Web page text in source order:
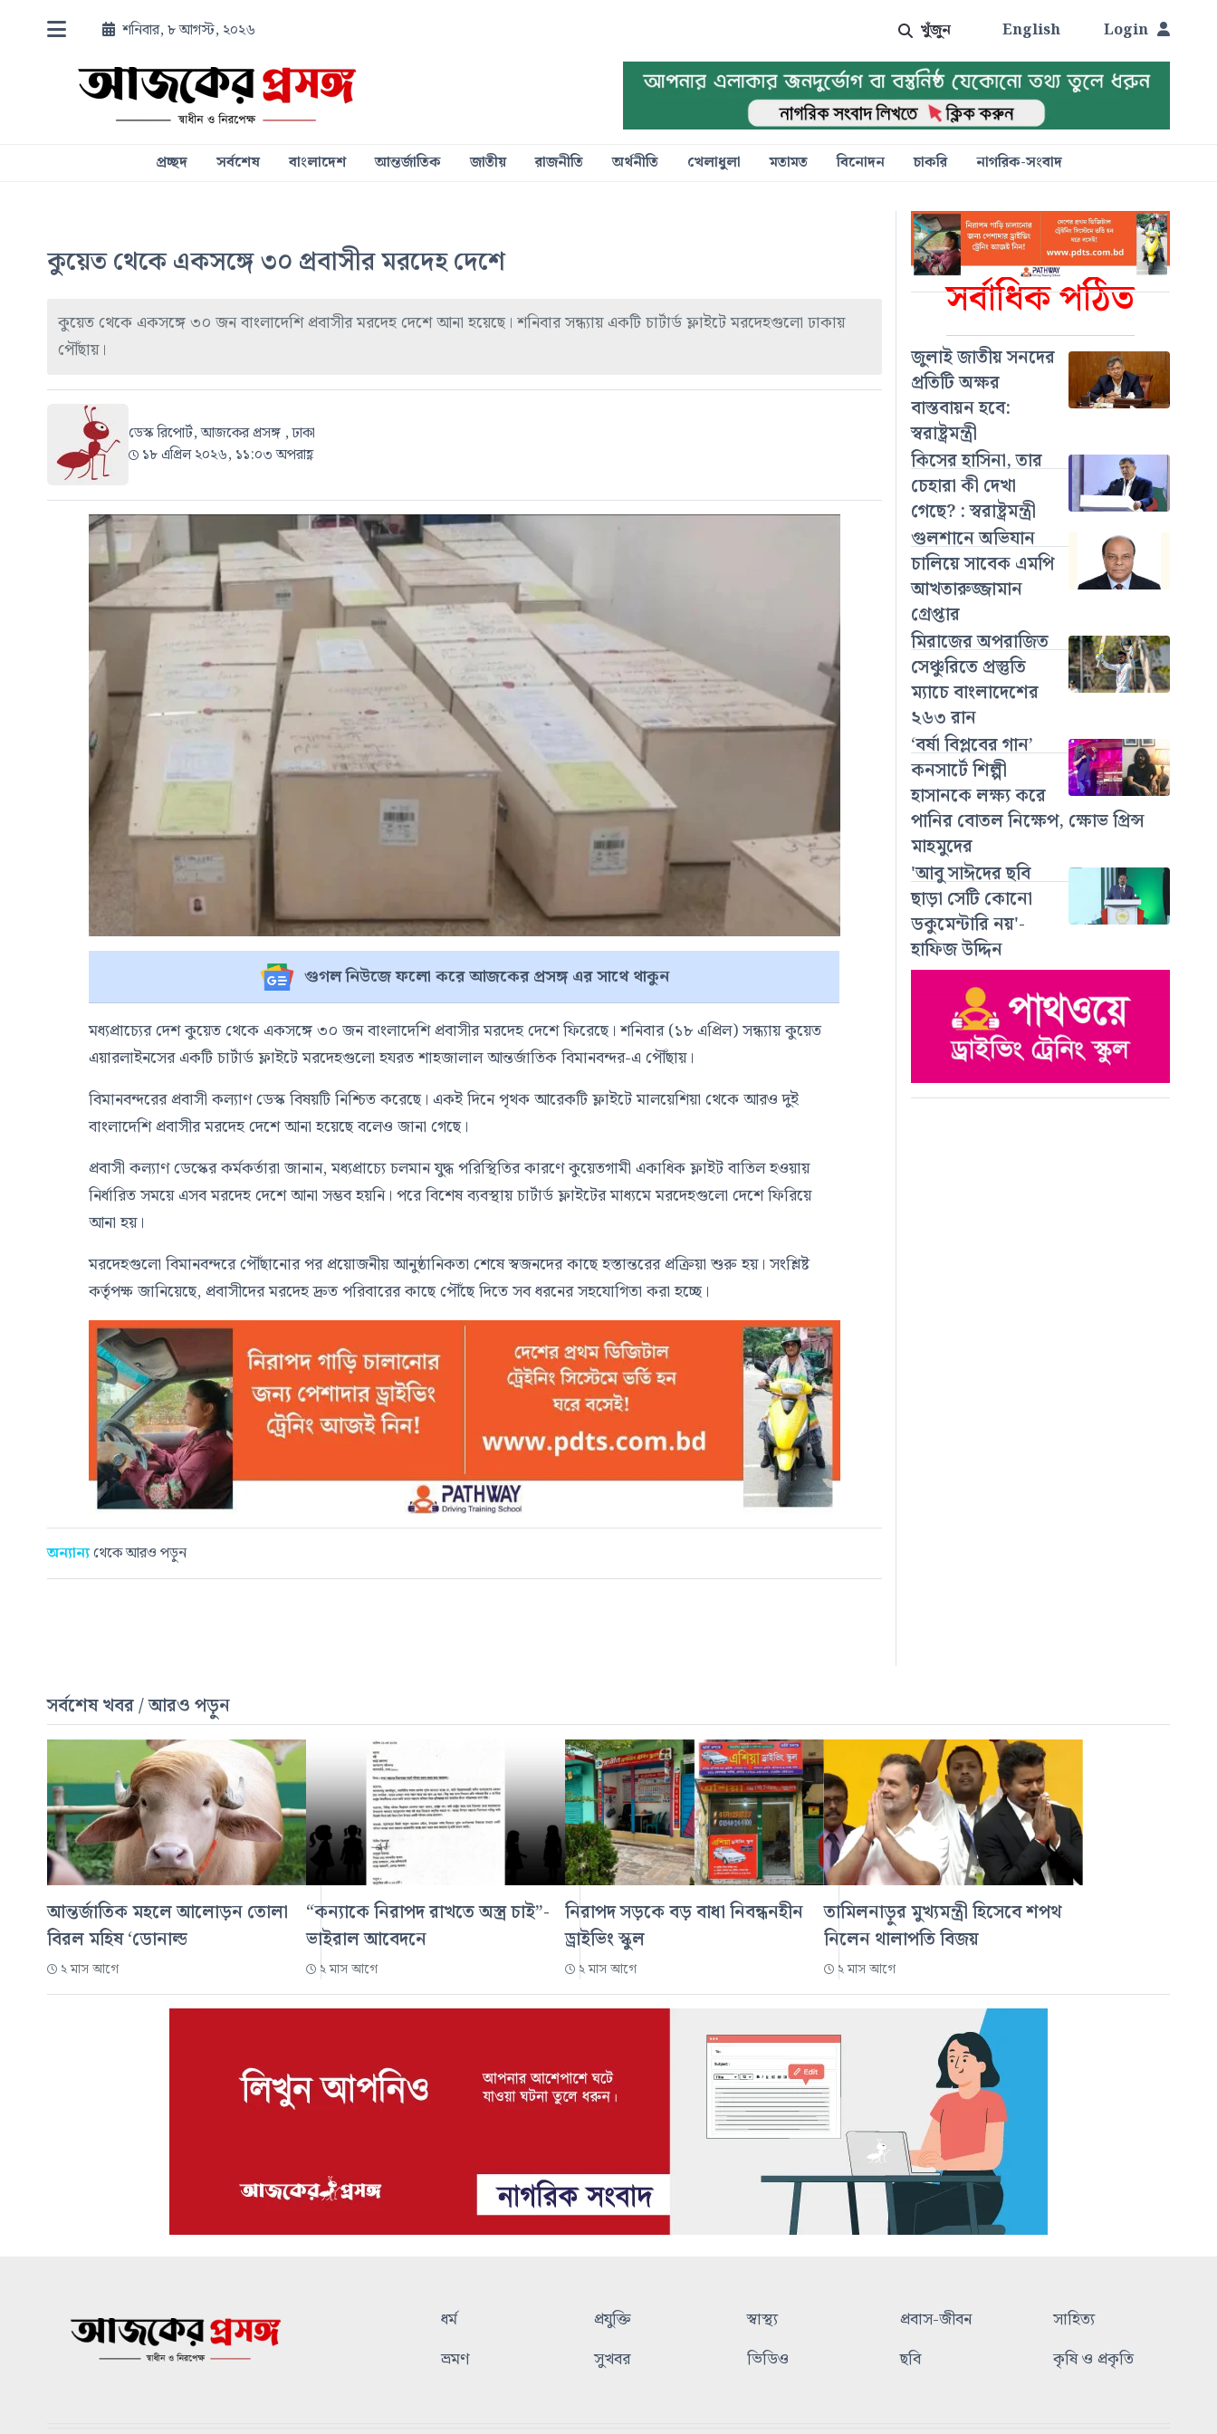
শনিবার, ৮ আগস্ট, ২০২৬ খুঁজুন English Login
প্রচ্ছদ সর্বশেষ বাংলাদেশ আন্তর্জাতিক জাতীয় রাজনীতি অর্থনীতি খেলাধুলা মতামত বিনোদন চাকরি নাগরিক-সংবাদ
সর্বাধিক পঠিত
জুলাই জাতীয় সনদের
প্রতিটি অক্ষর
বাস্তবায়ন হবে:
স্বরাষ্ট্রমন্ত্রী
কিসের হাসিনা, তার
চেহারা কী দেখা
গেছে? : স্বরাষ্ট্রমন্ত্রী
গুলশানে অভিযান
চালিয়ে সাবেক এমপি
আখতারুজ্জামান
গ্রেপ্তার
মিরাজের অপরাজিত
সেঞ্চুরিতে প্রস্তুতি
ম্যাচে বাংলাদেশের
২৬৩ রান
‘বর্ষা বিপ্লবের গান’
কনসার্টে শিল্পী
হাসানকে লক্ষ্য করে
পানির বোতল নিক্ষেপ, ক্ষোভ প্রিন্স
মাহমুদের
'আবু সাঈদের ছবি
ছাড়া সেটি কোনো
ডকুমেন্টারি নয়'-
হাফিজ উদ্দিন
কুয়েত থেকে একসঙ্গে ৩০ প্রবাসীর মরদেহ দেশে
কুয়েত থেকে একসঙ্গে ৩০ জন বাংলাদেশি প্রবাসীর মরদেহ দেশে আনা হয়েছে। শনিবার সন্ধ্যায় একটি চার্টার্ড ফ্লাইটে মরদেহগুলো ঢাকায়
পৌঁছায়।
ডেস্ক রিপোর্ট, আজকের প্রসঙ্গ , ঢাকা
১৮ এপ্রিল ২০২৬, ১১:০৩ অপরাহ্ণ
গুগল নিউজে ফলো করে আজকের প্রসঙ্গ এর সাথে থাকুন
মধ্যপ্রাচ্যের দেশ কুয়েত থেকে একসঙ্গে ৩০ জন বাংলাদেশি প্রবাসীর মরদেহ দেশে ফিরেছে। শনিবার (১৮ এপ্রিল) সন্ধ্যায় কুয়েত
এয়ারলাইনসের একটি চার্টার্ড ফ্লাইটে মরদেহগুলোহযরত শাহজালাল আন্তর্জাতিক বিমানবন্দর-এ পৌঁছায়।
বিমানবন্দরের প্রবাসী কল্যাণ ডেস্ক বিষয়টি নিশ্চিত করেছে। একই দিনে পৃথক আরেকটি ফ্লাইটেমালয়েশিয়া থেকে আরও দুই
বাংলাদেশি প্রবাসীর মরদেহ দেশে আনা হয়েছে বলেও জানা গেছে।
প্রবাসী কল্যাণ ডেস্কের কর্মকর্তারা জানান, মধ্যপ্রাচ্যে চলমান যুদ্ধ পরিস্থিতির কারণে কুয়েতগামী একাধিক ফ্লাইট বাতিল হওয়ায়
নির্ধারিত সময়ে এসব মরদেহ দেশে আনা সম্ভব হয়নি। পরে বিশেষ ব্যবস্থায় চার্টার্ড ফ্লাইটের মাধ্যমে মরদেহগুলো দেশে ফিরিয়ে
আনা হয়।
মরদেহগুলো বিমানবন্দরে পৌঁছানোর পর প্রয়োজনীয় আনুষ্ঠানিকতা শেষে স্বজনদের কাছে হস্তান্তরের প্রক্রিয়া শুরু হয়। সংশ্লিষ্ট
কর্তৃপক্ষ জানিয়েছে, প্রবাসীদের মরদেহ দ্রুত পরিবারের কাছে পৌঁছে দিতে সব ধরনের সহযোগিতা করা হচ্ছে।
অন্যান্যথেকে আরও পড়ুন
সর্বশেষ খবর / আরও পড়ুন
আন্তর্জাতিক মহলে আলোড়ন তোলা
বিরল মহিষ ‘ডোনাল্ড
২ মাস আগে
“কন্যাকে নিরাপদ রাখতে অস্ত্র চাই”-
ভাইরাল আবেদনে
২ মাস আগে
নিরাপদ সড়কে বড় বাধা নিবন্ধনহীন
ড্রাইভিং স্কুল
২ মাস আগে
তামিলনাড়ুর মুখ্যমন্ত্রী হিসেবে শপথ
নিলেন থালাপতি বিজয়
২ মাস আগে
ধর্ম প্রযুক্তি স্বাস্থ্য প্রবাস-জীবন
সাহিত্য
ভ্রমণ
সুখবর ভিডিও ছবি কৃষি ও প্রকৃতি